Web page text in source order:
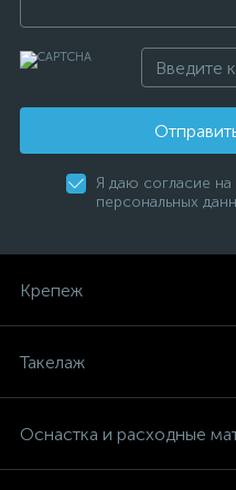
Я даю согласие
персональных
Крепеж
Такелаж
Оснастка и расходные